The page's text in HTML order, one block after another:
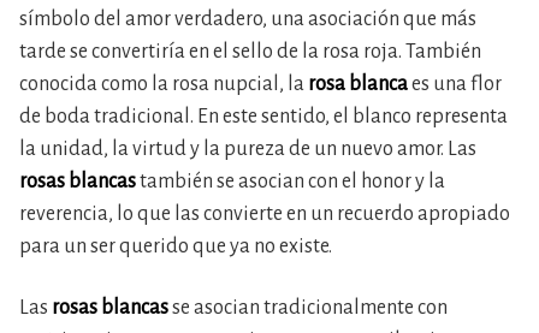
símbolo del amor verdadero, una asociación que más
tarde se convertiría en el sello de la rosa roja. También
conocida como la rosa nupcial, la rosa blancaes una flor
de boda tradicional. En este sentido, el blanco representa
la unidad, la virtud y la pureza de un nuevo amor. Las
rosas blancastambién se asocian con el honor y la
reverencia, lo que las convierte en un recuerdo apropiado
para un ser querido que ya no existe.
Las rosas blancasse asocian tradicionalmente con